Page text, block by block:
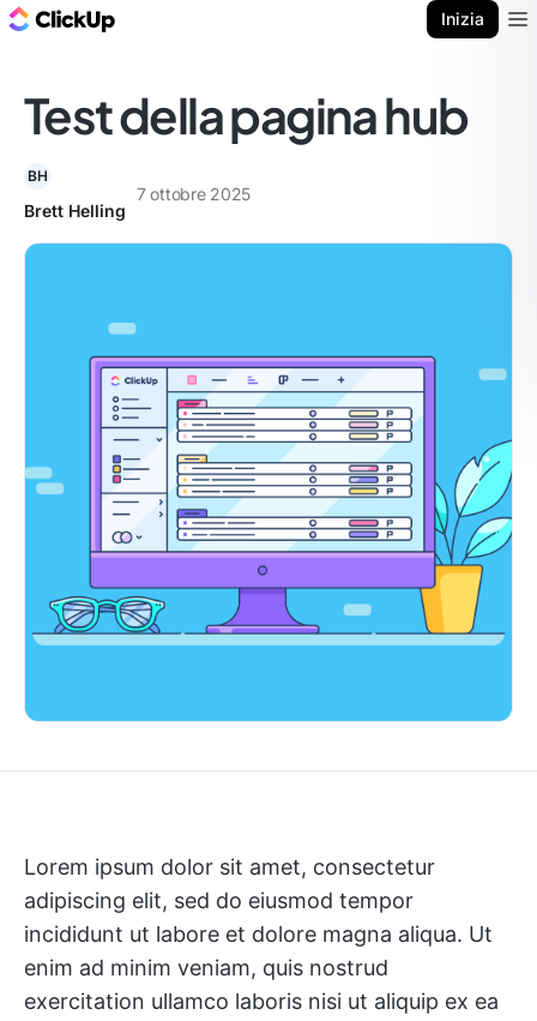
Inizia
Test della pagina hub
BH
Brett Helling
7 ottobre 2025
Lorem ipsum dolor sit amet, consectetur
adipiscing elit, sed do eiusmod tempor
incididunt ut labore et dolore magna aliqua. Ut
enim ad minim veniam, quis nostrud
exercitation ullamco laboris nisi ut aliquip ex ea